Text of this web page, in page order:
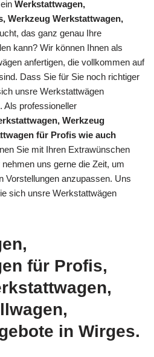
Werkstattwagen,
Werkzeug Werkstattwagen,
das ganz genau Ihre
kann? Wir können Ihnen als
anfertigen, die vollkommen auf
Dass Sie für Sie noch richtiger
unsre Werkstattwägen
Als professioneller
Werkzeug
für Profis wie auch
Sie mit Ihren Extrawünschen
uns gerne die Zeit, um
Vorstellungen anzupassen. Uns
sich unsre Werkstattwägen
für Profis,
in Wirges.